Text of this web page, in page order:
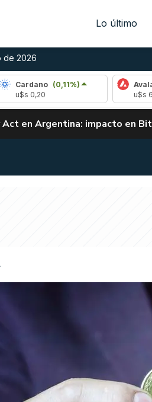
Lo último
de 2026
(0,11%)
Avalanche
en Argentina: impacto en